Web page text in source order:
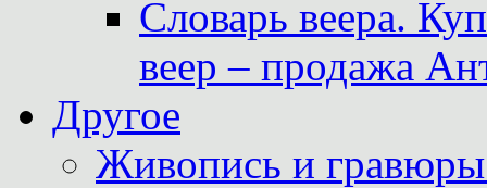
Словарь веера.
веер – продажа
Другое
Живопись и